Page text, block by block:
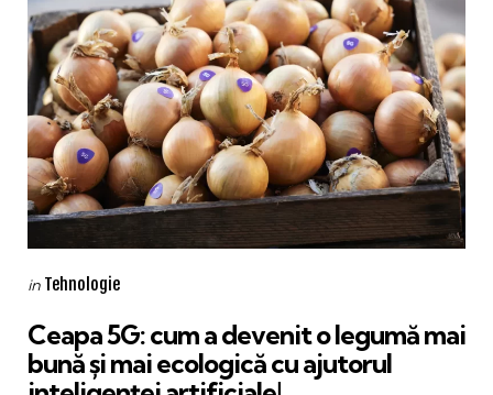
Categories
Posted
in Tehnologie
Ceapa 5G: cum a devenit o legumă mai
bună și mai ecologică cu ajutorul